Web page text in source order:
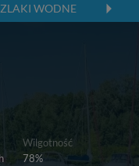
WODNE
Wilgotność
78%